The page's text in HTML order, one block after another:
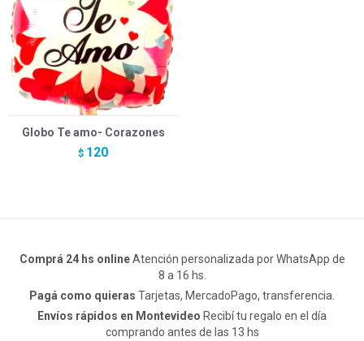
Globo Te amo- Corazones
$ 120
Comprá 24 hs onlineAtención personalizada por WhatsApp de
8 a 16 hs.
Pagá como quieras Tarjetas, MercadoPago, transferencia.
Envíos rápidos en Montevideo Recibí tu regalo en el día
comprando antes de las 13 hs